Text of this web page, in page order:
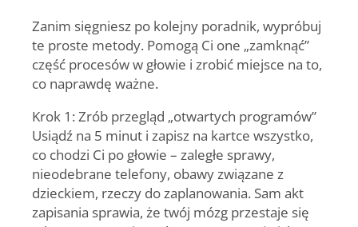
Zanim sięgniesz po kolejny poradnik, wypróbuj
te proste metody. Pomogą Ci one „zamknąć”
część procesów w głowie i zrobić miejsce na to,
co naprawdę ważne.
Krok 1: Zrób przegląd „otwartych programów”
Usiądź na 5 minut i zapisz na kartce wszystko,
co chodzi Ci po głowie – zaległe sprawy,
nieodebrane telefony, obawy związane z
dzieckiem, rzeczy do zaplanowania. Sam akt
zapisania sprawia, że twój mózg przestaje się